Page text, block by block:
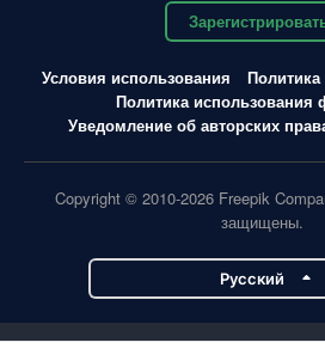
Условия использования
Политика использования
Уведомление об авторских
Copyright © 2010-2026 Freepik
защищены.
Pусский